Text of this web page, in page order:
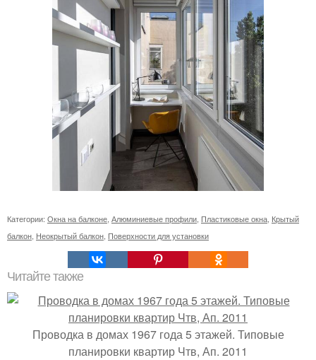
Категории: Окна на балконе Алюминиевые профили Пластиковые окна Крытый
балкон Неокрытый балкон Поверхности для установки
Читайте также
Проводка в домах 1967 года 5 этажей. Типовые
планировки квартир Чтв, Ап. 2011